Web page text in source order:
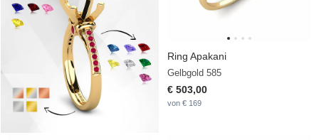
Ring Apakani
Gelbgold 585
€ 503,00
von € 169